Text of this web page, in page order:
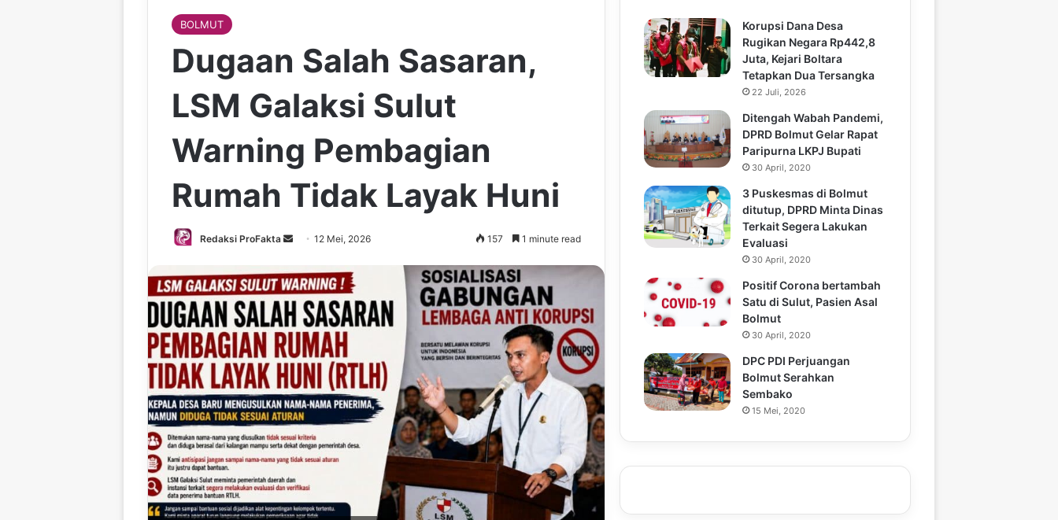
BOLMUT
Dugaan Salah Sasaran,
LSM Galaksi Sulut
Warning Pembagian
Rumah Tidak Layak Huni
Redaksi ProFakta
n
d
n
e
a
i
l
12 Mei, 2026 157 1 minute read
Korupsi Dana Desa
Rugikan Negara Rp442,8
Juta, Kejari Boltara
Tetapkan Dua Tersangka
22 Juli, 2026
Ditengah Wabah Pandemi,
DPRD Bolmut Gelar Rapat
Paripurna LKPJ Bupati
30 April, 2020
3 Puskesmas di Bolmut
ditutup, DPRD Minta Dinas
Terkait Segera Lakukan
Evaluasi
30 April, 2020
Positif Corona bertambah
Satu di Sulut, Pasien Asal
Bolmut
30 April, 2020
DPC PDI Perjuangan
Bolmut Serahkan
Sembako
15 Mei, 2020